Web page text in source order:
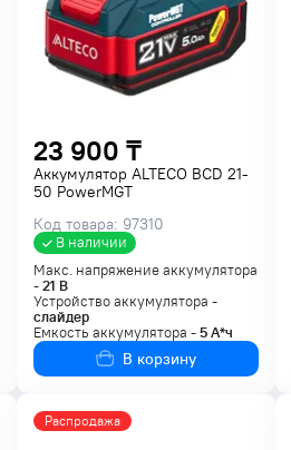
23 900 ₸
Аккумулятор ALTECO BCD 21-
50 PowerMGT
Код товара: 97310
В наличии
Макс. напряжение аккумулятора
-21 В
Устройство аккумулятора -
слайдер
Емкость аккумулятора -5А*ч
В корзину
Распродажа